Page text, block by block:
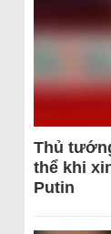
Thủ
thể khi
Putin